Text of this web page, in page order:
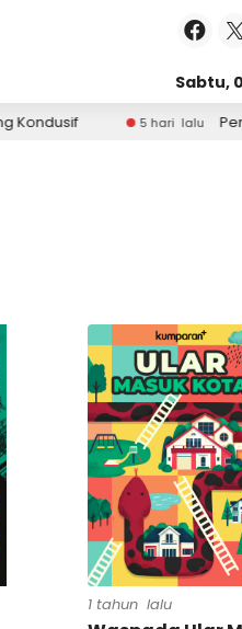
Sabtu,
5 hari lalu
Pertamina
1 tahun lalu